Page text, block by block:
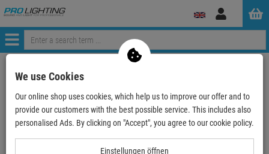
Log
Menü
Continue shopping
- 16 %
We use Cookies
Our online shop uses cookies, which help us to improve our offer and to
provide our customers with the best possible service. This includes also
personalised Ads. By clicking on "Accept", you agree to our cookie policy.
Einstellungen öffnen